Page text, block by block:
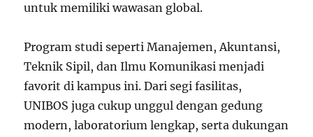
untuk memiliki wawasan global.
Program studi seperti Manajemen, Akuntansi,
Teknik Sipil, dan Ilmu Komunikasi menjadi
favorit di kampus ini. Dari segi fasilitas,
UNIBOS juga cukup unggul dengan gedung
modern, laboratorium lengkap, serta dukungan